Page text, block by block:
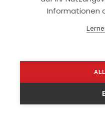
Informationen